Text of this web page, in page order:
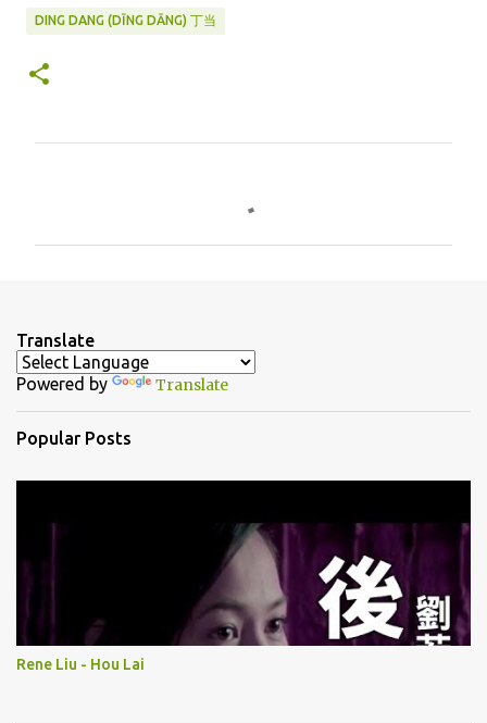
DING DANG (DĪNG DĀNG) 丁当
t
s
Translate
Powered by Translate
Popular Posts
Rene Liu - Hou Lai